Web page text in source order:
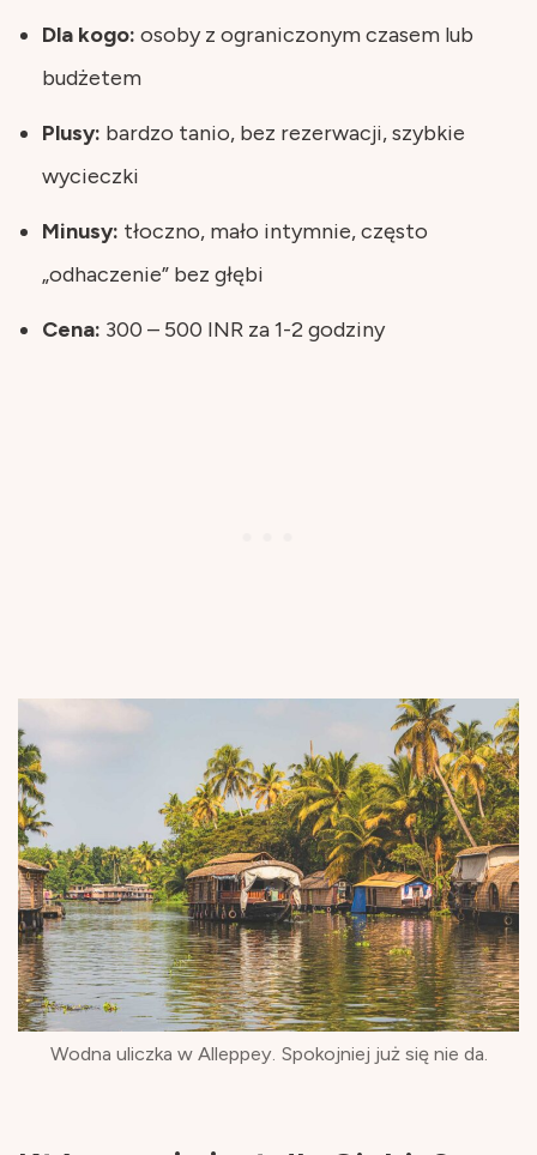
Dla kogo: osoby z ograniczonym czasem lub
budżetem
Plusy: bardzo tanio, bez rezerwacji, szybkie
wycieczki
Minusy: tłoczno, mało intymnie, często
„odhaczenie” bez głębi
Cena: 300 – 500 INR za 1-2 godziny
Wodna uliczka w Alleppey. Spokojniej już się nie da.